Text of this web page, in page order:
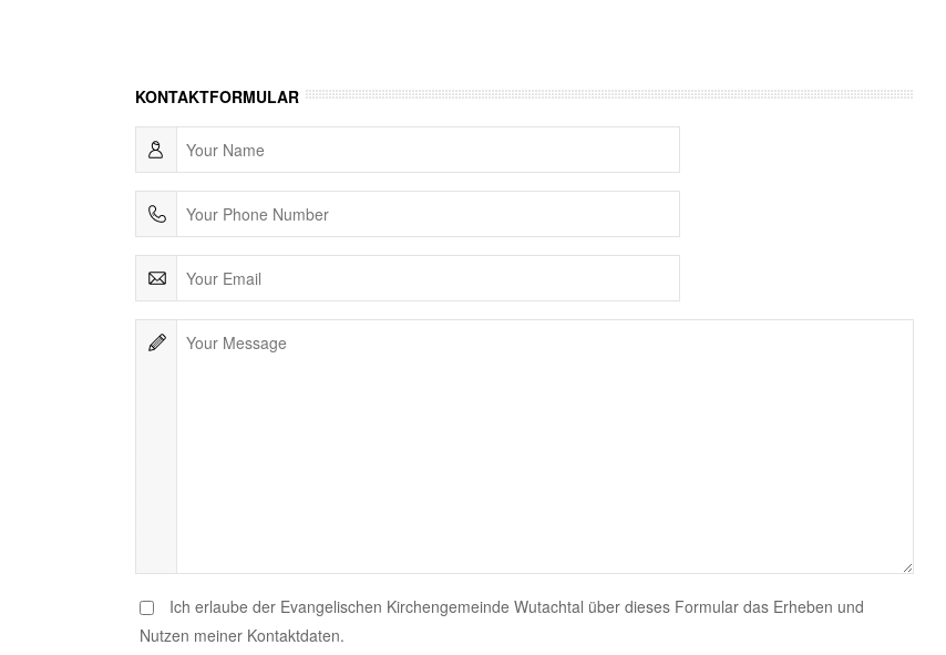
KONTAKTFORMULAR
Ich erlaube der Evangelischen Kirchengemeinde Wutachtal über dieses Formular das Erheben und
Nutzen meiner Kontaktdaten.